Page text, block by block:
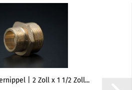
| 2 Zoll x 1 1/2 Zoll...